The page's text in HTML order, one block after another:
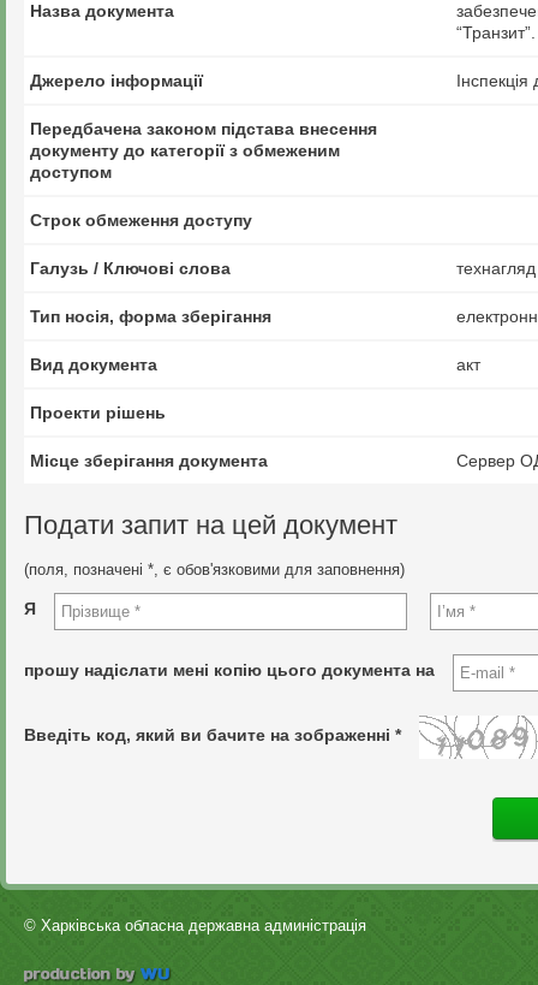
Назва документа
“Транзит”.
Джерело інформації
Передбачена законом підстава внесення
документу до категорії з обмеженим
доступом
Строк обмеження доступу
Галузь / Ключові слова
Тип носія, форма зберігання
Вид документа акт
Проекти рішень
Місце зберігання документа Сервер
Подати запит на цей документ
(поля, позначені *, є обов'язковими для заповнення)
Я
прошу надіслати мені копію цього документа на
Введіть код, який ви бачите на зображенні *
© Харківська обласна державна админістрація